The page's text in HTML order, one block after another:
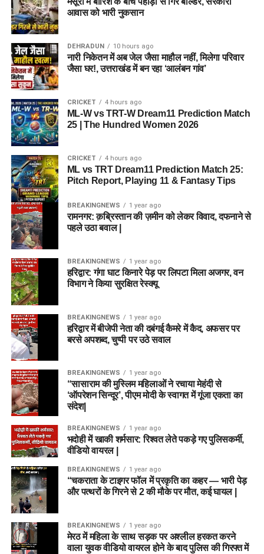
आवास को भारी नुकसान
DEHRADUN 10 hours ago
नारी निकेतन में अब जेल जैसा माहौल नहीं, मिलेगा परिवार
जैसा घर!, उत्तराखंड में बन रहा ‘आलंबन गांव’
CRICKET 4 hours ago
ML-W vs TRT-W Dream11 Prediction Match
25 | The Hundred Women 2026
CRICKET 4 hours ago
ML vs TRT Dream11 Prediction Match 25:
Pitch Report, Playing 11 & Fantasy Tips
BREAKINGNEWS 1 year ago
रामनगर: क़ब्रिस्तान की ज़मीन को लेकर विवाद, दफनाने से
पहले उठा बवाल |
BREAKINGNEWS 1 year ago
हरिद्वार: गंगा घाट किनारे पेड़ पर लिपटा मिला अजगर, वन
विभाग ने किया सुरक्षित रेस्क्यू
BREAKINGNEWS 1 year ago
हरिद्वार में बीजेपी नेता की दबंगई कैमरे में कैद, अफसर पर
बरसे अपशब्द, चुप्पी पर उठे सवाल
BREAKINGNEWS 1 year ago
“सासाराम की मुस्लिम महिलाओं ने रचाया मेहंदी से
‘ऑपरेशन सिन्दूर’, पीएम मोदी के स्वागत में गूंजा एकता का
संदेश|
BREAKINGNEWS 1 year ago
भदोही में खाकी शर्मसार: रिश्वत लेते पकड़े गए पुलिसकर्मी,
वीडियो वायरल |
BREAKINGNEWS 1 year ago
“चकराता के टाइगर फॉल में प्रकृति का कहर — भारी पेड़
और पत्थरों के गिरने से 2 की मौके पर मौत, कई घायल |
BREAKINGNEWS 1 year ago
मेरठ में महिला के साथ सड़क पर अश्लील हरकत करने
वाला युवक वीडियो वायरल होने के बाद पुलिस की गिरफ्त में